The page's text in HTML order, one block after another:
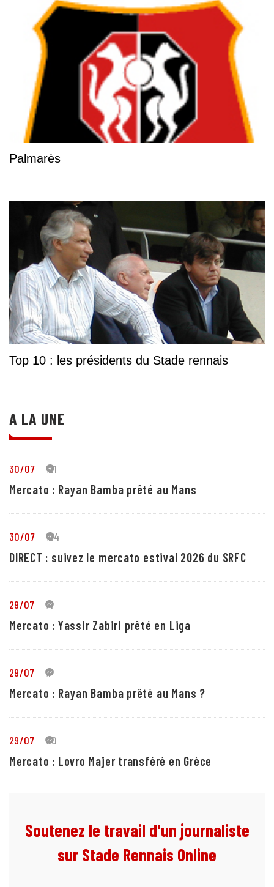
Palmarès
Top 10 : les présidents du Stade rennais
A LA UNE
30/07 21
Mercato : Rayan Bamba prêté au Mans
30/07 24
DIRECT : suivez le mercato estival 2026 du SRFC
29/07 4
Mercato : Yassir Zabiri prêté en Liga
29/07 1
Mercato : Rayan Bamba prêté au Mans ?
29/07 10
Mercato : Lovro Majer transféré en Grèce
Soutenez le travail d'un journaliste
sur Stade Rennais Online